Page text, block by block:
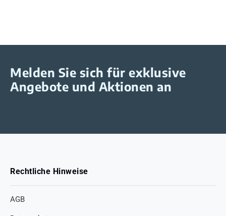
Melden Sie sich für exklusive
Angebote und Aktionen an
Rechtliche Hinweise
AGB